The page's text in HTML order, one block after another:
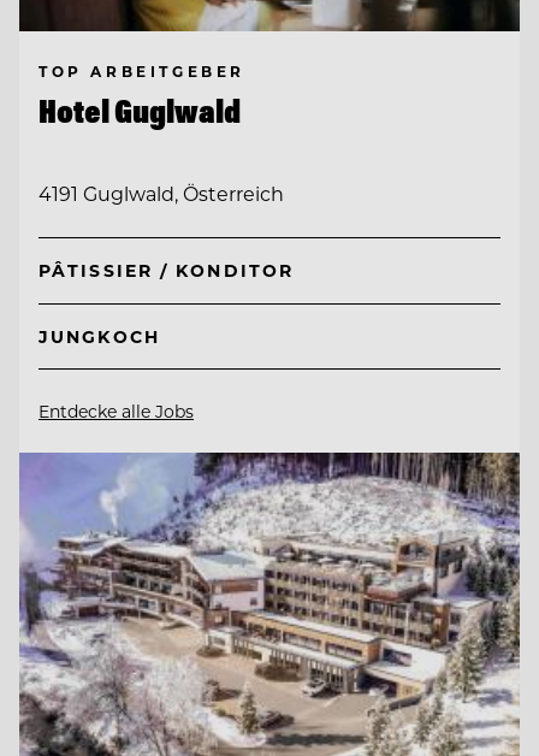
TOP ARBEITGEBER
Hotel Guglwald
4191 Guglwald, Österreich
PÂTISSIER / KONDITOR
JUNGKOCH
Entdecke alle Jobs